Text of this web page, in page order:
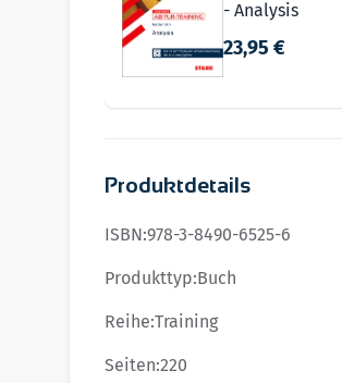
- Analysis
23,95 €
Produktdetails
ISBN:978-3-8490-6525-6
Produkttyp:Buch
Reihe:Training
Seiten:220